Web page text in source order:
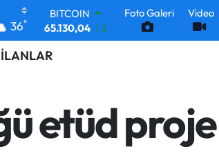
36°
BITCOIN
65.130,04 1.2
DOLAR
47,7106
64,4046 0.35
GRAM ALTIN
6618.49 2.12
Foto Galeri Video
etüd